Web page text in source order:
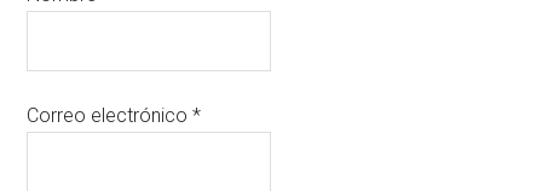
Correo electrónico*